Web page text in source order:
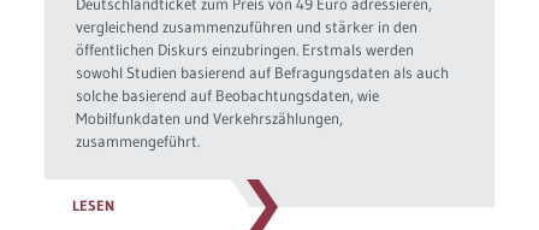
vergleichend zusammenzuführen und stärker in den
öffentlichen Diskurs einzubringen. Erstmals werden
sowohl Studien basierend auf Befragungsdaten als auch
solche basierend auf Beobachtungsdaten, wie
Mobilfunkdaten und Verkehrszählungen,
zusammengeführt.
LESEN